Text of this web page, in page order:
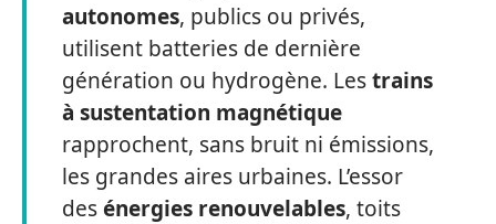
autonomes, publics ou privés,
utilisent batteries de dernière
génération ou hydrogène. Lestrains
à sustentation magnétique
rapprochent, sans bruit ni émissions,
les grandes aires urbaines. L’essor
desénergies renouvelables, toits